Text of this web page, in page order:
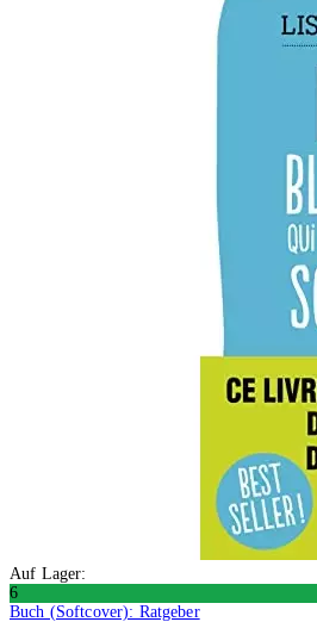
Auf Lager:
6
Buch (Softcover): Ratgeber